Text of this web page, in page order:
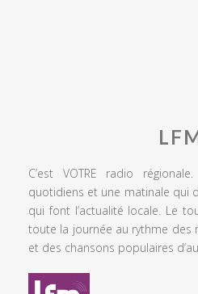
C’est VOTRE radio
quotidiens et une matinale qui
qui font l’actualité locale. Le
toute la journée au rythme des
et des chansons populaires